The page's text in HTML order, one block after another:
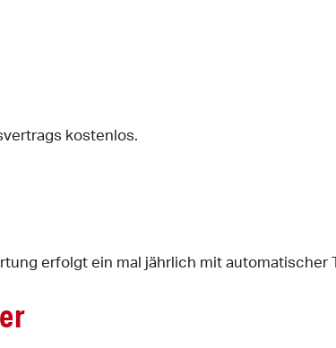
kostenlos.
erfolgt ein mal jährlich mit automatischer